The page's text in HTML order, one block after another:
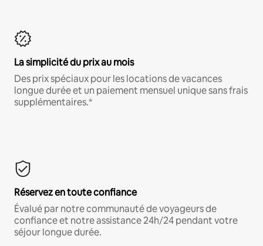
La simplicité du prix au mois
Des prix spéciaux pour les locations de vacances
longue durée et un paiement mensuel unique sans frais
supplémentaires.*
Réservez en toute confiance
Évalué par notre communauté de voyageurs de
confiance et notre assistance 24h/24 pendant votre
séjour longue durée.